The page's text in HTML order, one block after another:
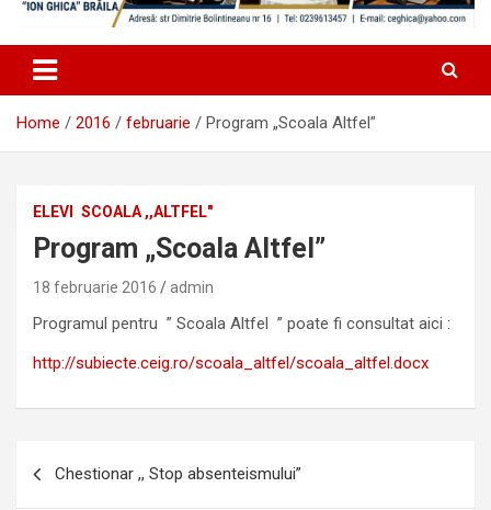
Home 2016 februarie Program „Scoala Altfel”
ELEVI SCOALA ,,ALTFEL"
Program „Scoala Altfel”
18 februarie 2016 admin
Programul pentru ” Scoala Altfel ” poate fi consultat aici :
http://subiecte.ceig.ro/scoala_altfel/scoala_altfel.docx
Chestionar ,, Stop absenteismului”